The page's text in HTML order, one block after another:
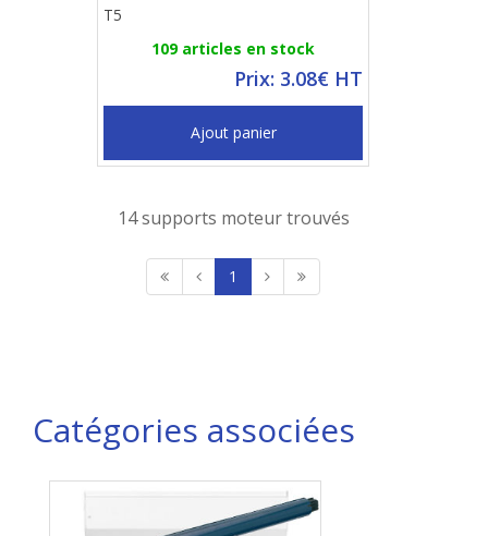
T5
109 articles en stock
Prix: 3.08€ HT
Ajout panier
14 supports moteur trouvés
1
Catégories associées